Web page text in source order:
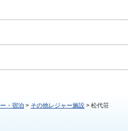
・宿泊 > その他レジャー施設 > 松代荘